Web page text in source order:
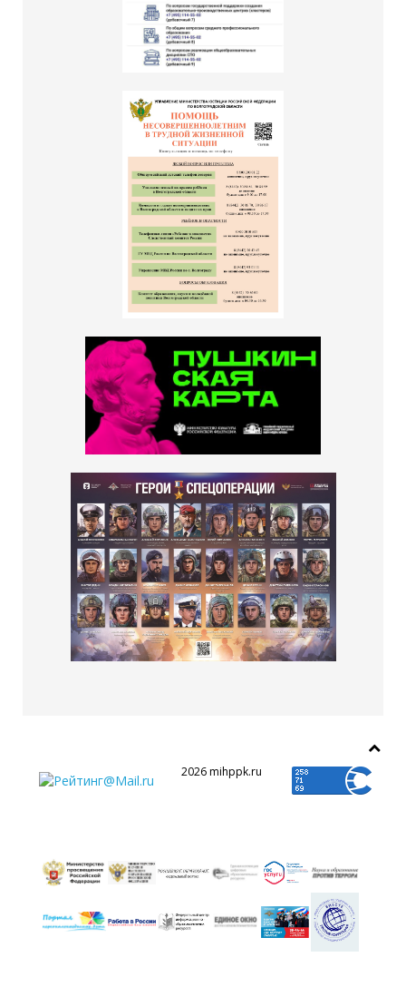
2026 mihppk.ru